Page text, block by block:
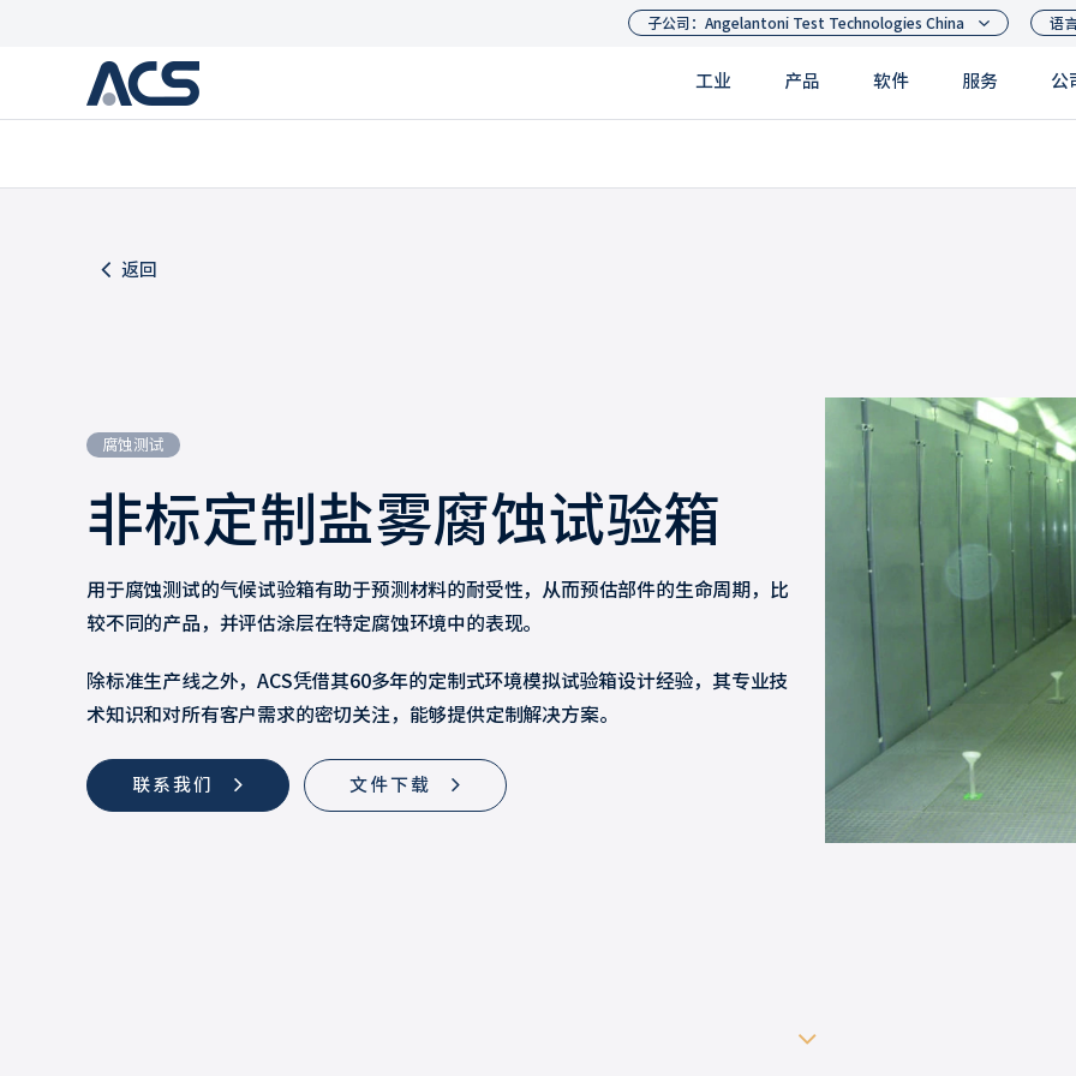
工业 产品 软件 服务 公
返回
腐蚀测试
非标定制盐雾腐蚀试验箱
用于腐蚀测试的气候试验箱有助于预测材料的耐受性，从而预估部件的生命周期，比
较不同的产品，并评估涂层在特定腐蚀环境中的表现。
除标准生产线之外，ACS凭借其60多年的定制式环境模拟试验箱设计经验，其专业技
术知识和对所有客户需求的密切关注，能够提供定制解决方案。
联系我们 文件下载